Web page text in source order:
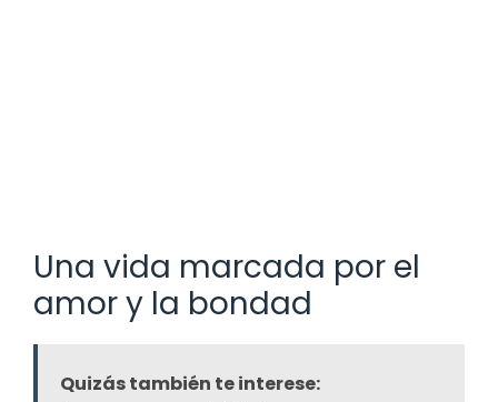
Una vida marcada por el
amor y la bondad
Quizás también te interese: